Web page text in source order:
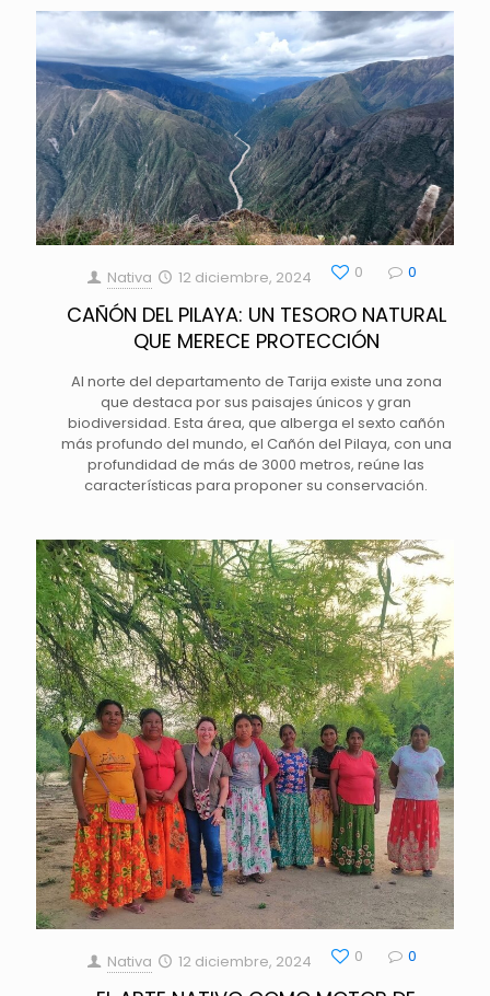
Nativa 12 diciembre, 2024 0 0
CAÑÓN DEL PILAYA: UN TESORO NATURAL
QUE MERECE PROTECCIÓN
Al norte del departamento de Tarija existe una zona
que destaca por sus paisajes únicos y gran
biodiversidad. Esta área, que alberga el sexto cañón
más profundo del mundo, el Cañón del Pilaya, con una
profundidad de más de 3000 metros, reúne las
características para proponer su conservación.
Nativa 12 diciembre, 2024 0 0